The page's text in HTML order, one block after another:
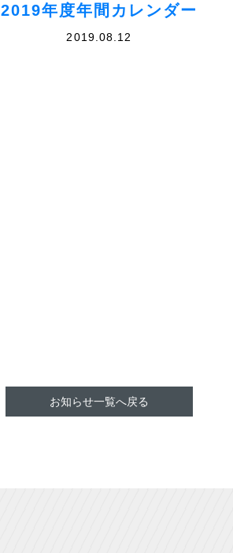
2019年度年間カレンダー
2019.08.12
お知らせ一覧へ戻る